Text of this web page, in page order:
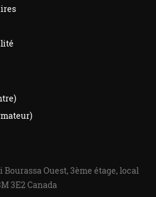
Bourassa Ouest, 3ème étage, local
3E2 Canada